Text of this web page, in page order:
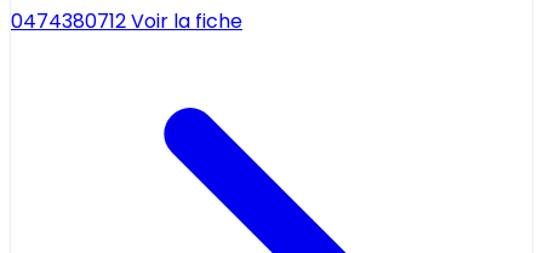
0474380712Voir la fiche